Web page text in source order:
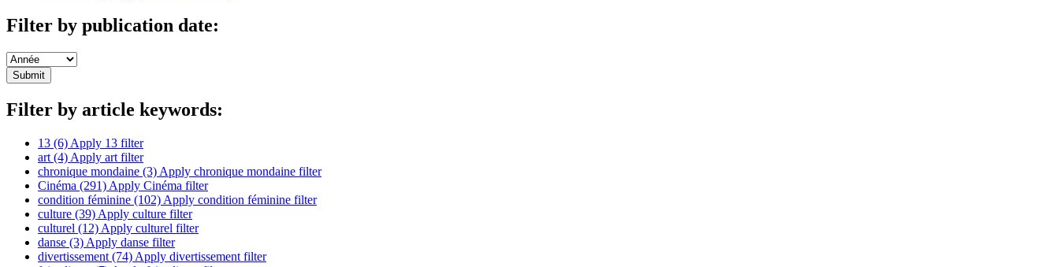
Filter by publication date:
Filter by article keywords:
13 (6) Apply 13 filter
art (4) Apply art filter
chronique mondaine (3) Apply chronique mondaine filter
Cinéma (291) Apply Cinéma filter
condition féminine (102) Apply condition féminine filter
culture (39) Apply culture filter
culturel (12) Apply culturel filter
danse (3) Apply danse filter
divertissement (74) Apply divertissement filter